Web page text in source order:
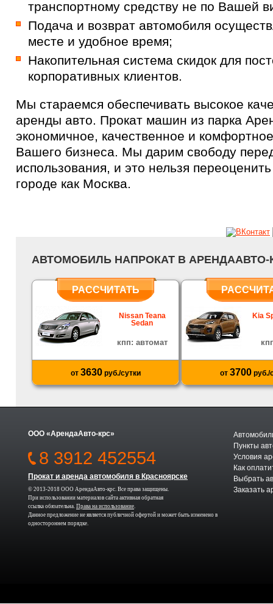
транспортному средству не по Вашей
Подача и возврат автомобиля
месте и удобное время;
Накопительная система скидок для
корпоративных клиентов.
Мы стараемся обеспечивать высокое
аренды авто. Прокат машин из парка
экономичное, качественное и
Вашего бизнеса. Мы дарим свободу
использования, и это нельзя
городе как Москва.
АВТОМОБИЛЬ НАПРОКАТ В АРЕНДААВТО-
РАССЧИТАТЬ
Nissan Teana
Sedan
кпп: автомат
от 3630руб./сутки
Kia
от 3700руб./
ООО «АрендаАвто-крс»
8 3912 452554
Прокат и аренда автомобиля в Красноярске
© 2013-2018 ООО АрендаАвто-крс. Все права защищены.
При использовании материалов сайта активная обратная
ссылка обязательна. Права на использование.
Данное предложение не является публичной офертой и может быть изменено в
одностороннем порядке.
Пункты
Условия
Как
Выбрать
Заказать